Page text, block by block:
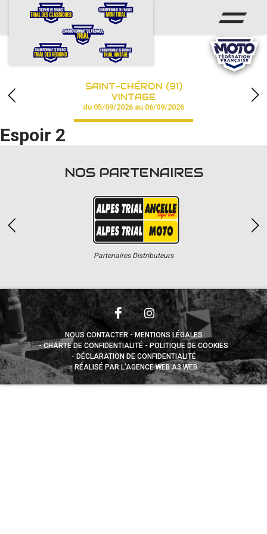
ACCUEIL
CALENDRIER
CHAMPIONNAT
RÉSULTATS
PHOTOS / VIDÉOS
PARTENAIRES
SAINT-CHÉRON (91)
VINTAGE
du 05/09/2026 au 06/09/2026
Espoir 2
NOS PARTENAIRES
Partenaires Distributeurs
NOUS CONTACTER
MENTIONS LÉGALES
CHARTE DE CONFIDENTIALITÉ
POLITIQUE DE COOKIES
DÉCLARATION DE CONFIDENTIALITÉ
RÉALISÉ PAR L’AGENCE WEB A3 WEB